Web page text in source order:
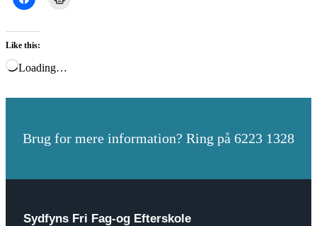
Like this:
Loading…
Brug for mere information? Ring på 6223 1328
Sydfyns Fri Fag-og Efterskole